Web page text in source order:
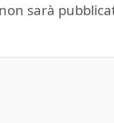
sarà